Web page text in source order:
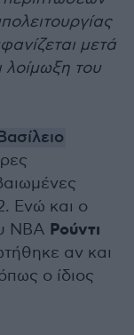
μετά
του
Ενώ και ο
NBA Ρούντι
αν και
ο ίδιος